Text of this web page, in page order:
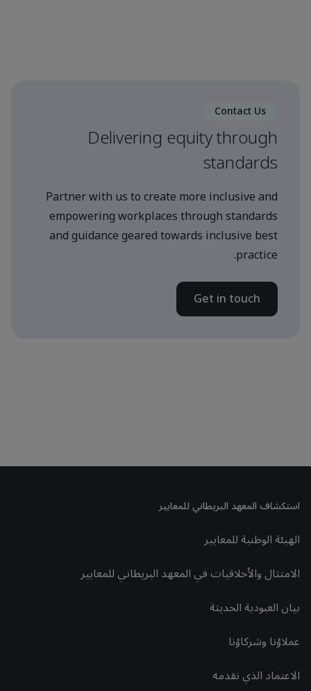
Contact Us
Delivering equity through
standards
Partner with us to create more inclusive and
empowering workplaces through standards
and guidance geared towards inclusive best
practice.
Get in touch
استكشاف المعهد البريطاني للمعايير
الهيئة الوطنية للمعايير
الامتثال والأخلاقيات في المعهد البريطاني للمعايير
بيان العبودية الحديثة
عملاؤنا وشركاؤنا
الاعتماد الذي نقدمه